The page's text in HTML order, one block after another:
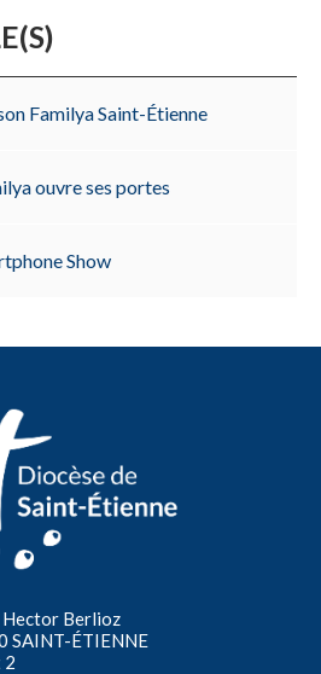
Familya Saint-Étienne
ouvre ses portes
Show
Hector Berlioz
SAINT-ÉTIENNE
2